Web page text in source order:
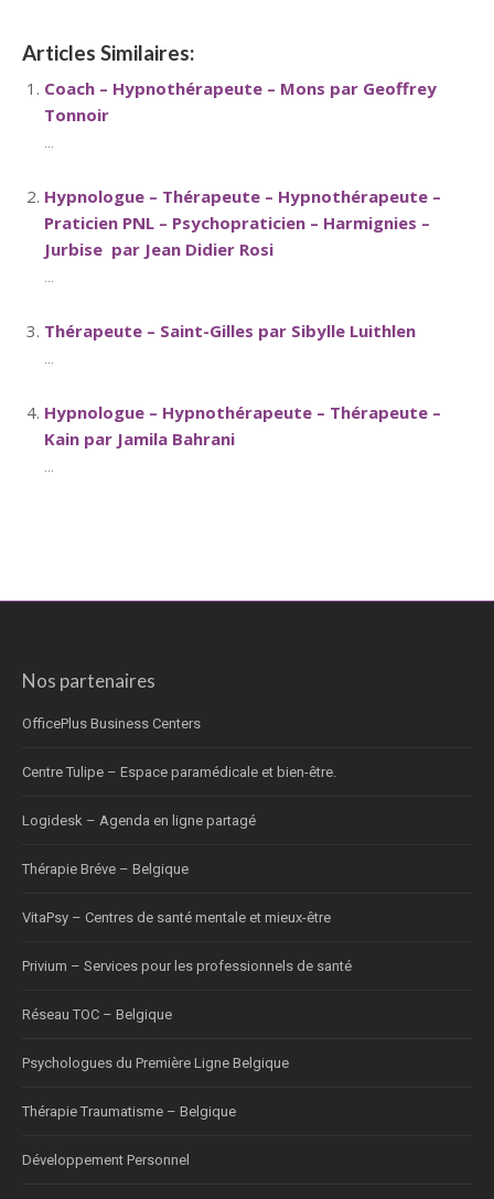
Articles Similaires:
Coach – Hypnothérapeute – Mons par Geoffrey
Tonnoir
...
Hypnologue – Thérapeute – Hypnothérapeute –
Praticien PNL – Psychopraticien – Harmignies –
Jurbise par Jean Didier Rosi
...
Thérapeute – Saint-Gilles par Sibylle Luithlen
...
Hypnologue – Hypnothérapeute – Thérapeute –
Kain par Jamila Bahrani
...
Nos partenaires
OfficePlus Business Centers
Centre Tulipe – Espace paramédicale et bien-être.
Logidesk – Agenda en ligne partagé
Thérapie Bréve – Belgique
VitaPsy – Centres de santé mentale et mieux-être
Privium – Services pour les professionnels de santé
Réseau TOC – Belgique
Psychologues du Première Ligne Belgique
Thérapie Traumatisme – Belgique
Développement Personnel